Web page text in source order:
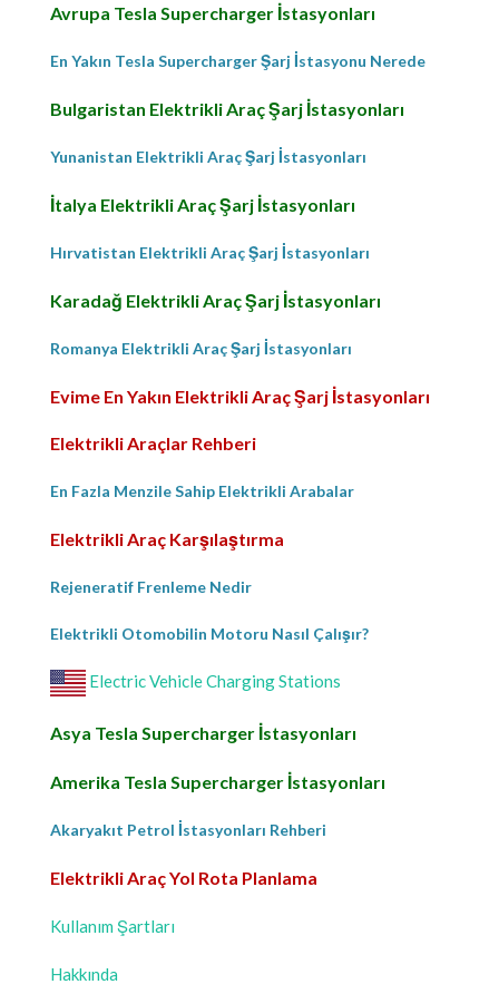
Avrupa Tesla Supercharger İstasyonları
En Yakın Tesla Supercharger Şarj İstasyonu Nerede
Bulgaristan Elektrikli Araç Şarj İstasyonları
Yunanistan Elektrikli Araç Şarj İstasyonları
İtalya Elektrikli Araç Şarj İstasyonları
Hırvatistan Elektrikli Araç Şarj İstasyonları
Karadağ Elektrikli Araç Şarj İstasyonları
Romanya Elektrikli Araç Şarj İstasyonları
Evime En Yakın Elektrikli Araç Şarj İstasyonları
Elektrikli Araçlar Rehberi
En Fazla Menzile Sahip Elektrikli Arabalar
Elektrikli Araç Karşılaştırma
Rejeneratif Frenleme Nedir
Elektrikli Otomobilin Motoru Nasıl Çalışır?
Electric Vehicle Charging Stations
Asya Tesla Supercharger İstasyonları
Amerika Tesla Supercharger İstasyonları
Akaryakıt Petrol İstasyonları Rehberi
Elektrikli Araç Yol Rota Planlama
Kullanım Şartları
Hakkında